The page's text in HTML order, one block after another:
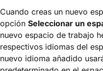
Cuando creas un nuevo
opción Seleccionar un
nuevo espacio de trabajo
respectivos idiomas del
nuevo idioma añadido